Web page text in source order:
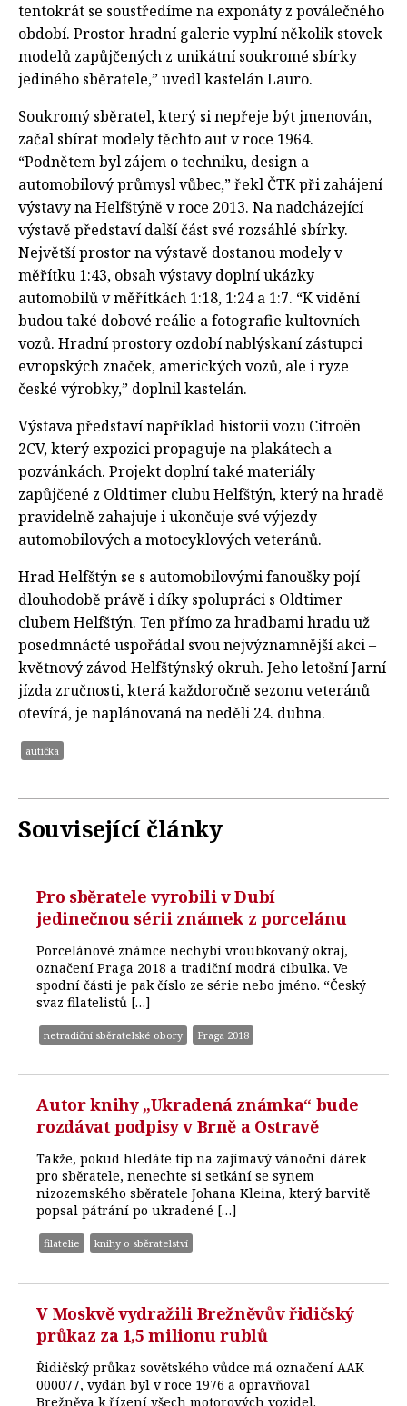
tentokrát se soustředíme na exponáty z poválečného
období. Prostor hradní galerie vyplní několik stovek
modelů zapůjčených z unikátní soukromé sbírky
jediného sběratele,” uvedl kastelán Lauro.
Soukromý sběratel, který si nepřeje být jmenován,
začal sbírat modely těchto aut v roce 1964.
“Podnětem byl zájem o techniku, design a
automobilový průmysl vůbec,” řekl ČTK při zahájení
výstavy na Helfštýně v roce 2013. Na nadcházející
výstavě představí další část své rozsáhlé sbírky.
Největší prostor na výstavě dostanou modely v
měřítku 1:43, obsah výstavy doplní ukázky
automobilů v měřítkách 1:18, 1:24 a 1:7. “K vidění
budou také dobové reálie a fotografie kultovních
vozů. Hradní prostory ozdobí nablýskaní zástupci
evropských značek, amerických vozů, ale i ryze
české výrobky,” doplnil kastelán.
Výstava představí například historii vozu Citroën
2CV, který expozici propaguje na plakátech a
pozvánkách. Projekt doplní také materiály
zapůjčené z Oldtimer clubu Helfštýn, který na hradě
pravidelně zahajuje i ukončuje své výjezdy
automobilových a motocyklových veteránů.
Hrad Helfštýn se s automobilovými fanoušky pojí
dlouhodobě právě i díky spolupráci s Oldtimer
clubem Helfštýn. Ten přímo za hradbami hradu už
posedmnácté uspořádal svou nejvýznamnější akci –
květnový závod Helfštýnský okruh. Jeho letošní Jarní
jízda zručnosti, která každoročně sezonu veteránů
otevírá, je naplánovaná na neděli 24. dubna.
autíčka
Související články
Pro sběratele vyrobili v Dubí
jedinečnou sérii známek z porcelánu
Porcelánové známce nechybí vroubkovaný okraj,
označení Praga 2018 a tradiční modrá cibulka. Ve
spodní části je pak číslo ze série nebo jméno. “Český
svaz filatelistů […]
netradiční sběratelské obory Praga 2018
Autor knihy „Ukradená známka“ bude
rozdávat podpisy v Brně a Ostravě
Takže, pokud hledáte tip na zajímavý vánoční dárek
pro sběratele, nenechte si setkání se synem
nizozemského sběratele Johana Kleina, který barvitě
popsal pátrání po ukradené […]
filatelie knihy o sběratelství
V Moskvě vydražili Brežněvův řidičský
průkaz za 1,5 milionu rublů
Řidičský průkaz sovětského vůdce má označení AAK
000077, vydán byl v roce 1976 a opravňoval
Brežněva k řízení všech motorových vozidel.